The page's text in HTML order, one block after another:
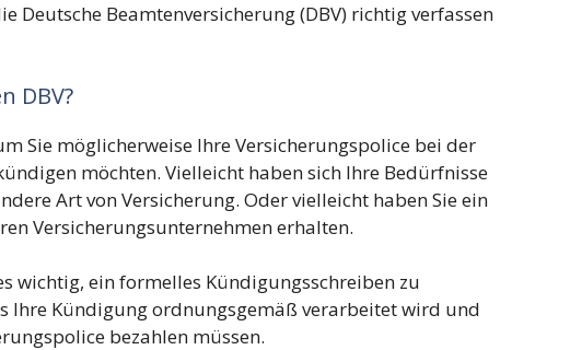
Deutsche Beamtenversicherung (DBV) richtig verfassen
DBV?
Sie möglicherweise Ihre Versicherungspolice bei der
möchten. Vielleicht haben sich Ihre Bedürfnisse
Art von Versicherung. Oder vielleicht haben Sie ein
Versicherungsunternehmen erhalten.
wichtig, ein formelles Kündigungsschreiben zu
Ihre Kündigung ordnungsgemäß verarbeitet wird und
bezahlen müssen.